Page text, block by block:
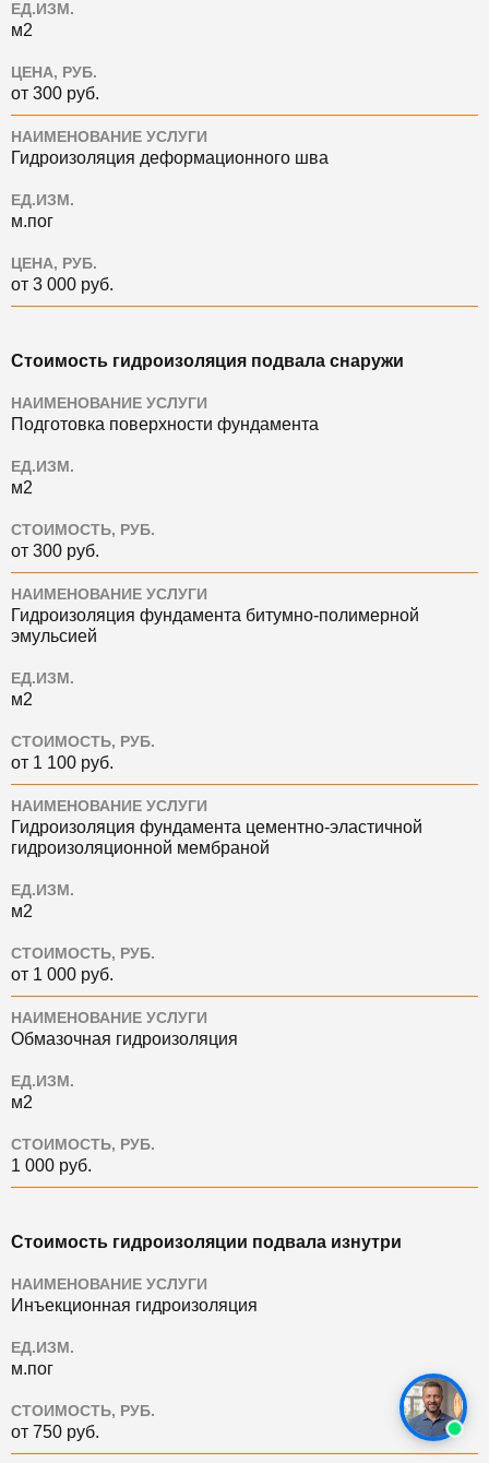
ЕД.ИЗМ.
м2
ЦЕНА, РУБ.
от 300 руб.
НАИМЕНОВАНИЕ УСЛУГИ
Гидроизоляция деформационного шва
ЕД.ИЗМ.
м.пог
ЦЕНА, РУБ.
от 3 000 руб.
Стоимость гидроизоляция подвала снаружи
НАИМЕНОВАНИЕ УСЛУГИ
Подготовка поверхности фундамента
ЕД.ИЗМ.
м2
СТОИМОСТЬ, РУБ.
от 300 руб.
НАИМЕНОВАНИЕ УСЛУГИ
Гидроизоляция фундамента битумно-полимерной
эмульсией
ЕД.ИЗМ.
м2
СТОИМОСТЬ, РУБ.
от 1 100 руб.
НАИМЕНОВАНИЕ УСЛУГИ
Гидроизоляция фундамента цементно-эластичной
гидроизоляционной мембраной
ЕД.ИЗМ.
м2
СТОИМОСТЬ, РУБ.
от 1 000 руб.
НАИМЕНОВАНИЕ УСЛУГИ
Обмазочная гидроизоляция
ЕД.ИЗМ.
м2
СТОИМОСТЬ, РУБ.
1 000 руб.
Стоимость гидроизоляции подвала изнутри
НАИМЕНОВАНИЕ УСЛУГИ
Инъекционная гидроизоляция
ЕД.ИЗМ.
м.пог
СТОИМОСТЬ, РУБ.
от 750 руб.